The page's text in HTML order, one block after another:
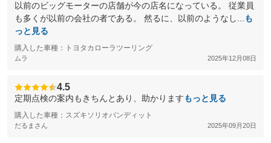
以前のビッグモーターの店舗が今の店名になっている。 従業員
も多くが以前の会社の者である。 然るに、以前のようなし...
も
っと見る
購入した車種：トヨタカローラツーリング
ムラ 2025年12月08日
4.5
定期点検の案内もきちんとあり、助かりますもっと見る
購入した車種：スズキソリオバンディット
だるまさん 2025年09月20日